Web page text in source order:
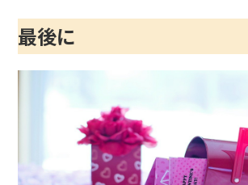
最後に